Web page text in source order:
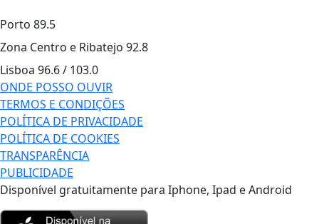
Porto 89.5
Zona Centro e Ribatejo 92.8
Lisboa 96.6 / 103.0
ONDE POSSO OUVIR
TERMOS E CONDIÇÕES
POLÍTICA DE PRIVACIDADE
POLÍTICA DE COOKIES
TRANSPARÊNCIA
PUBLICIDADE
Disponível gratuitamente para Iphone, Ipad e Android